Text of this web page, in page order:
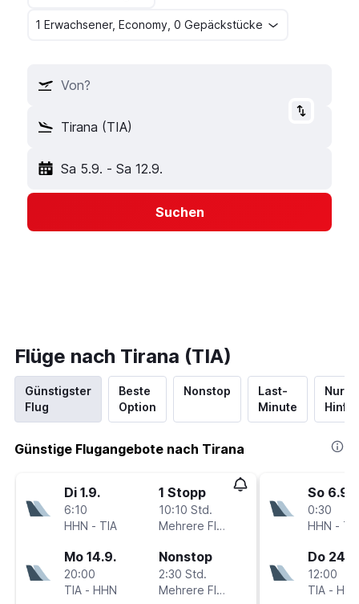
1 Erwachsener, Economy, 0 Gepäckstücke
Von?
Tirana (TIA)
Sa 5.9. - Sa 12.9.
Suchen
Flüge nach Tirana (TIA)
Günstigster
Flug
Beste
Option
Nonstop
Last-
Minute
Nur
Günstige Flugangebote nach Tirana
Di 1.9.
6:10
HHN - TIA
1 Stopp
10:10 Std.
Mehrere Fluglinien
Mo 14.9.
20:00
TIA - HHN
Nonstop
2:30 Std.
Mehrere Fluglinien
So 6.9.
0:30
HHN -
Do
12:00
TIA -